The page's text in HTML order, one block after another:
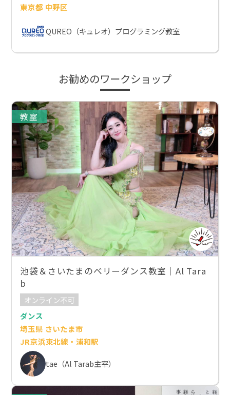
東京都 中野区
QUREO（キュレオ）プログラミング教室
お勧めのワークショップ
教室
池袋＆さいたまのベリーダンス教室｜Al Tara
b
オンライン不可
ダンス
埼玉県 さいたま市
JR京浜東北線・浦和駅
tae（Al Tarab主宰）